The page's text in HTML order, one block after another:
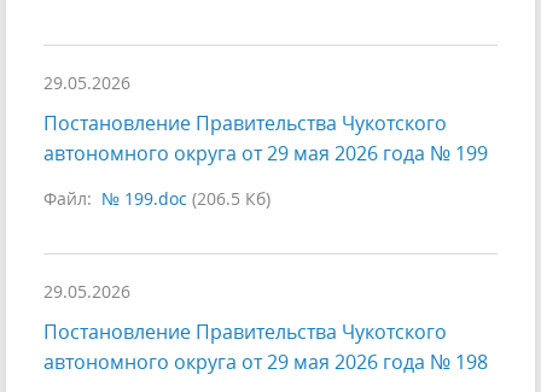
29.05.2026
Постановление Правительства Чукотского
автономного округа от 29 мая 2026 года № 199
Файл: № 199.doc (206.5 Кб)
29.05.2026
Постановление Правительства Чукотского
автономного округа от 29 мая 2026 года № 198